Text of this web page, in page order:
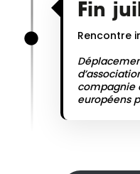
Fin
Rencontre
compagnie
européens